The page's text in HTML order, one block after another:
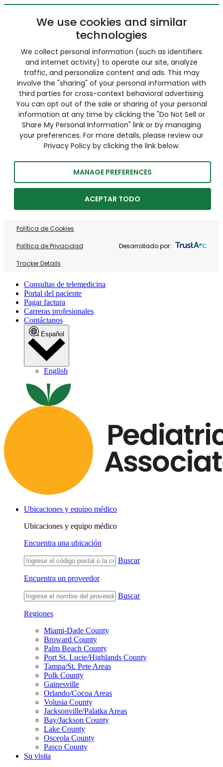
We use cookies and similar
technologies
We collect personal information (such as identifiers
and internet activity) to operate our site, analyze
traffic, and personalize content and ads. This may
involve the "sharing" of your personal information with
third parties for cross-context behavioral advertising.
You can opt out of the sale or sharing of your personal
information at any time by clicking the "Do Not Sell or
Share My Personal Information" link or by managing
your preferences. For more details, please review our
Privacy Policy by clicking the link below.
MANAGE PREFERENCES
ACEPTAR TODO
Política de Cookies
Política de Privacidad
Tracker Details
Desarrollado por:
Consultas de telemedicina
Portal del paciente
Pagar factura
Carreras profesionales
Contáctanos
Español
English
Ubicaciones y equipo médico
Ubicaciones y equipo médico
Encuentra una ubicación
Buscar
Encuentra un proveedor
Buscar
Regiones
Miami-Dade County
Broward County
Palm Beach County
Port St. Lucie/Highlands County
Tampa/St. Pete Areas
Polk County
Gainesville
Orlando/Cocoa Areas
Volusia County
Jacksonville/Palatka Areas
Bay/Jackson County
Lake County
Osceola County
Pasco County
Su visita